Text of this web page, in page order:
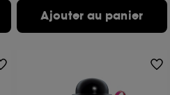
Ajouter au panier